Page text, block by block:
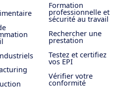
Formation
professionnelle et
sécurité au travail
Rechercher une
prestation
Testez et certifiez
vos EPI
Vérifier votre
conformité